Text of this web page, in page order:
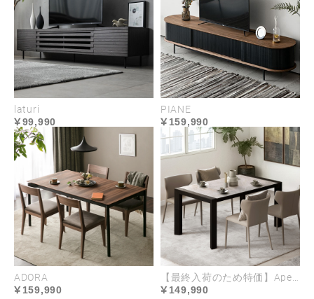
心身が満たされる
ハイクラスな座り心地
心やすらぐ座り心地を叶えるのは、全身を受け止め
laturi
99,990
PIANE
159,990
ADORA
159,990
【最終入荷のため特価】Apertura
149,990